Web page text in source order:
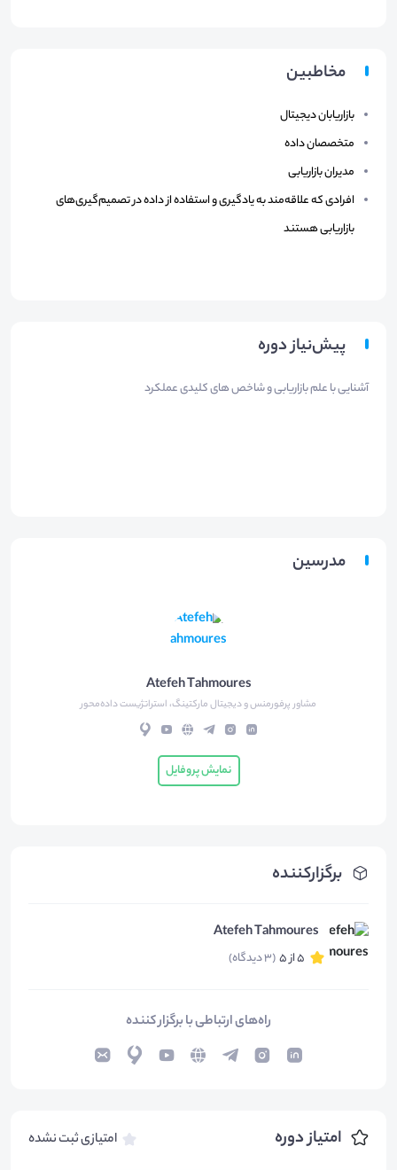
برگزارکننده
Atefeh Tahmoures
5 از 5 (3 دیدگاه)
راه‌های ارتباطی با برگزار کننده
امتیاز دوره امتیازی ثبت نشده
مخاطبین
بازاریابان دیجیتال
متخصصان داده
مدیران بازاریابی
افرادی که علاقه‌مند به یادگیری و استفاده از داده در تصمیم‌گیری‌های
بازاریابی هستند
پیش‌نیاز دوره
آشنایی با علم بازاریابی و شاخص های کلیدی عملکرد
مدرسین
Atefeh Tahmoures
مشاور پرفورمنس‌ و دیجیتال مارکتینگ، استراتژیست داده‌محور
نمایش پروفایل